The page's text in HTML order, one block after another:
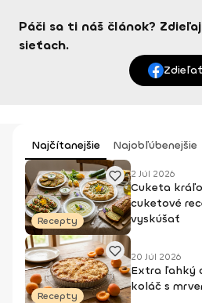
Páči sa ti náš článok?
sieťach.
Zdieľať
Najčítanejšie Najobľúbenejšie
Recepty
2 Júl 2026
Cuketa
cuketové
vyskúšať
Recepty
20 Júl 2026
Extra ľahký
koláč s